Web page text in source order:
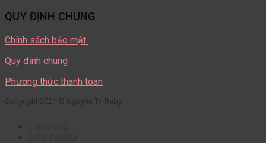
QUY ĐỊNH CHUNG
Chính sách bảo mật
Quy định chung
Phương thức thanh toán
Copyright 2021 © Nguyên Trí Baby.